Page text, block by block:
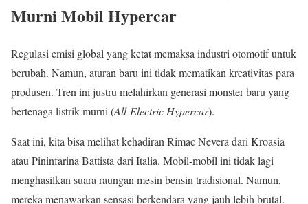
Murni Mobil Hypercar
Regulasi emisi global yang ketat memaksa industri otomotif untuk
berubah. Namun, aturan baru ini tidak mematikan kreativitas para
produsen. Tren ini justru melahirkan generasi monster baru yang
bertenaga listrik murni (All-Electric Hypercar).
Saat ini, kita bisa melihat kehadiran Rimac Nevera dari Kroasia
atau Pininfarina Battista dari Italia. Mobil-mobil ini tidak lagi
menghasilkan suara raungan mesin bensin tradisional. Namun,
mereka menawarkan sensasi berkendara yang jauh lebih brutal.